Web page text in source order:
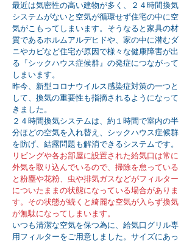
最近は気密性の高い建物が多く、２４時間換気
システムがないと空気が循環せず住宅の中に空
気がこもってしまいます。そうなると家具の材
質であるホルムアルデヒドや、家の中に潜むダ
ニやカビなど住宅が原因で様々な健康障害が出
る『シックハウス症候群』の発症につながって
しまいます。
昨今、新型コロナウイルス感染症対策の一つと
して、換気の重要性も指摘されるようになって
きました。
２４時間換気システムは、約１時間で室内の半
分ほどの空気を入れ替え、シックハウス症候群
を防げ、結露問題も解消できるシステムです。
リビングや各お部屋に設置された給気口は常に
外気を取り込んでいるので、掃除を怠っている
と粉塵や花粉、虫や排気ガスなどがフィルター
についたままの状態になっている場合がありま
す。その状態が続くと綺麗な空気が入らず換気
が無駄になってしまいます。
いつも清潔な空気を保つ為に、給気口グリル専
用フィルターをご用意しました。サイズにあっ